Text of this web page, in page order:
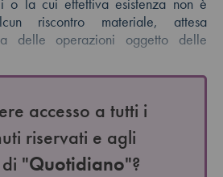
o la cui effettiva esistenza non è
riscontro materiale, attesa
delle operazioni oggetto delle
accesso a tutti i
riservati e agli
"Quotidiano"?